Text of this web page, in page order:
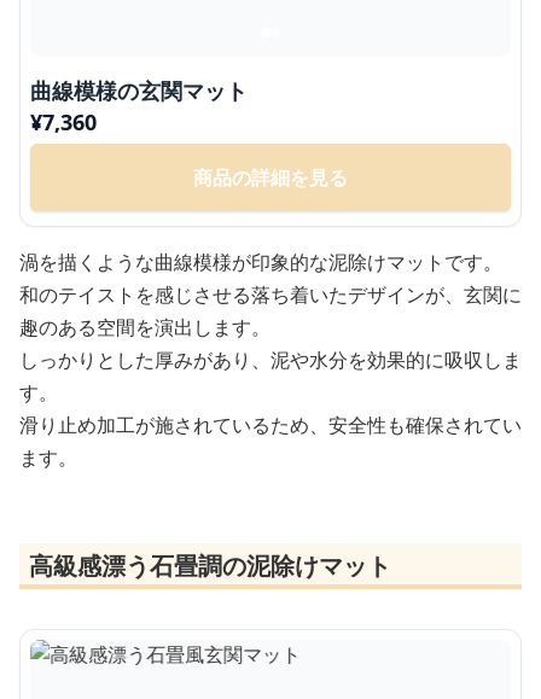
曲線模様の玄関マット
¥7,360
商品の詳細を見る
渦を描くような曲線模様が印象的な泥除けマットです。
和のテイストを感じさせる落ち着いたデザインが、玄関に
趣のある空間を演出します。
しっかりとした厚みがあり、泥や水分を効果的に吸収しま
す。
滑り止め加工が施されているため、安全性も確保されてい
ます。
高級感漂う石畳調の泥除けマット